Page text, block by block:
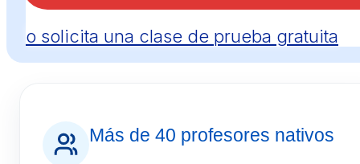
o solicita una clase de prueba gratuita
Más de 40 profesores nativos